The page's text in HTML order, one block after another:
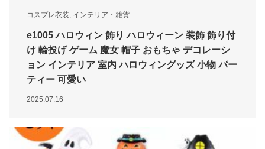
コスプレ衣装, インテリア・雑貨
e1005 ハロウィン 飾り ハロウィーン 装飾 飾り付
け 輪投げ ゲーム 魔女 帽子 おもちゃ デコレーシ
ョン インテリア 室内 ハロウィングッズ 小物 パー
ティー 可愛い
2025.07.16